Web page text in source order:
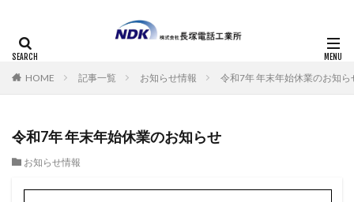
HOME 記事一覧 お知らせ情報 令和7年 年末年始休業のお知ら
令和7年 年末年始休業のお知らせ
お知らせ情報